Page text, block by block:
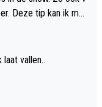
Deze tip kan ik met
vallen..